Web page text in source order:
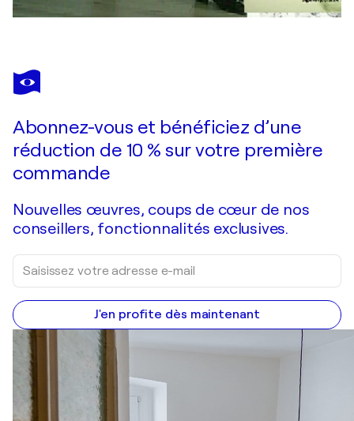
Abonnez-vous et bénéficiez d’une
réduction de 10 % sur votre première
commande
Nouvelles œuvres, coups de cœur de nos
conseillers, fonctionnalités exclusives.
J'en profite dès maintenant